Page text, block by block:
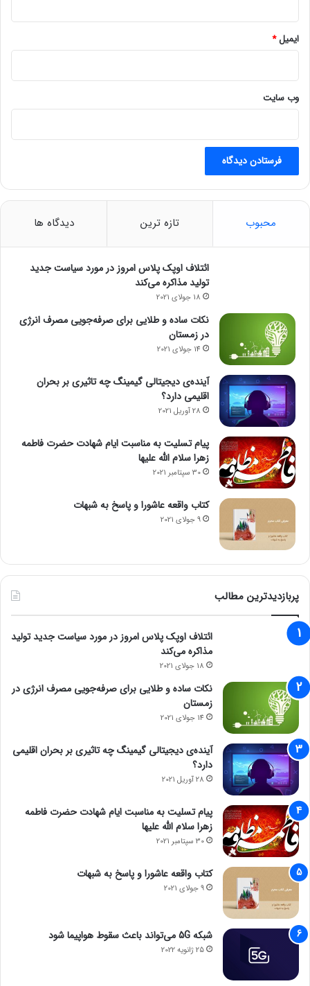
ن
ن
د
ایمیل*
وب‌ سایت
محبوب تازه ترین دیدگاه ها
ائتلاف اوپک پلاس امروز در مورد سیاست جدید
تولید مذاکره می‌کند
18 جولای 2021
نکات ساده و طلایی برای صرفه‌جویی مصرف انرژی
در زمستان
14 جولای 2021
آینده‌ی دیجیتالی گیمینگ چه تاثیری بر بحران
اقلیمی دارد؟
28 آوریل 2021
پیام تسلیت به مناسبت ایام شهادت حضرت فاطمه
زهرا سلام الله علیها
30 سپتامبر 2021
کتاب واقعه عاشورا و پاسخ به شبهات
9 جولای 2021
پربازدیدترین مطالب
ائتلاف اوپک پلاس امروز در مورد سیاست جدید تولید
مذاکره می‌کند
18 جولای 2021
نکات ساده و طلایی برای صرفه‌جویی مصرف انرژی در
زمستان
14 جولای 2021
آینده‌ی دیجیتالی گیمینگ چه تاثیری بر بحران اقلیمی
دارد؟
28 آوریل 2021
پیام تسلیت به مناسبت ایام شهادت حضرت فاطمه
زهرا سلام الله علیها
30 سپتامبر 2021
کتاب واقعه عاشورا و پاسخ به شبهات
9 جولای 2021
شبکه 5G می‌تواند باعث سقوط هواپیما شود
25 ژانویه 2022